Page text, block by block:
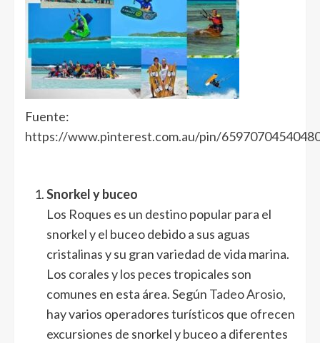
Fuente:
https://www.pinterest.com.au/pin/
Snorkel y buceo
Los Roques es un destino popular para el
snorkely el buceo debido a sus aguas
cristalinas y su gran variedad de vida marina.
Los corales y los peces tropicales son
comunes en esta área. Según Tadeo Arosio,
hay varios operadores turísticos que ofrecen
excursiones de snorkel y buceo a diferentes